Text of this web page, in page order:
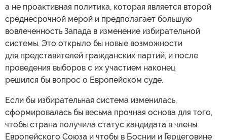
а не проактивная политика, которая является второй
среднесрочной мерой и предполагает большую
вовлеченность Запада в изменение избирательной
системы. Это открыло бы новые возможности
для представителей гражданских партий, и после
проведения выборов с их участием наконец
решился бы вопрос о Европейском суде.
Если бы избирательная система изменилась,
сформировалась бы весьма прочная основа для того,
чтобы страна получила статус кандидата в члены
Европейского Союза и чтобы в Боснии и Герцеговине